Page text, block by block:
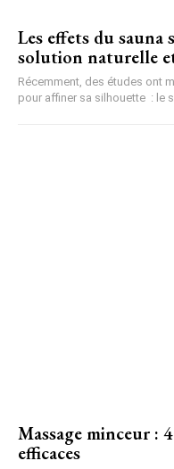
Les effets du sauna
solution naturelle
Récemment, des études ont
pour affiner sa silhouette : le
Massage minceur :
efficaces